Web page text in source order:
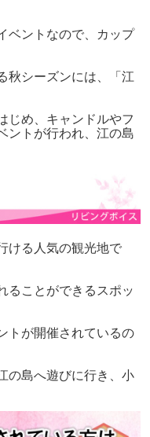
ベントなので、カップ
秋シーズンには、「江
じめ、キャンドルやフ
ントが行われ、江の島
ける人気の観光地で
ることができるスポッ
トが開催されているの
の島へ遊びに行き、小